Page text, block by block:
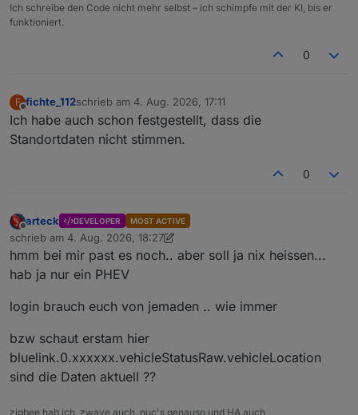
Ich schreibe den Code nicht mehr selbst – ich schimpfe mit der KI, bis er
funktioniert.
0
F
Offline
fichte_112schrieb am 4. Aug. 2026, 17:11
zuletzt editiert von
Ich habe auch schon festgestellt, dass die
Standortdaten nicht stimmen.
0
Offline
arteck DEVELOPER MOST ACTIVE
schrieb am 4. Aug. 2026, 18:27
zuletzt editiert von arteck 8. Apr. 2026, 20:28
hmm bei mir past es noch.. aber soll ja nix heissen...
hab ja nur ein PHEV
login brauch euch von jemaden .. wie immer
bzw schaut erstam hier
bluelink.0.xxxxxx.vehicleStatusRaw.vehicleLocation
sind die Daten aktuell ??
zigbee hab ich, zwave auch, nuc's genauso und HA auch